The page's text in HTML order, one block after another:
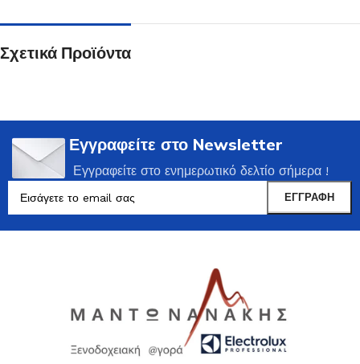
Σχετικά Προϊόντα
Εγγραφείτε στο Newsletter
Εγγραφείτε στο ενημερωτικό δελτίο σήμερα !